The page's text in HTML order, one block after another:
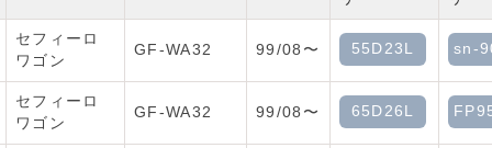
セフィーロ
ワゴン
GF-WA32 99/08〜 55D23L sn-
セフィーロ
ワゴン
GF-WA32 99/08〜 65D26L